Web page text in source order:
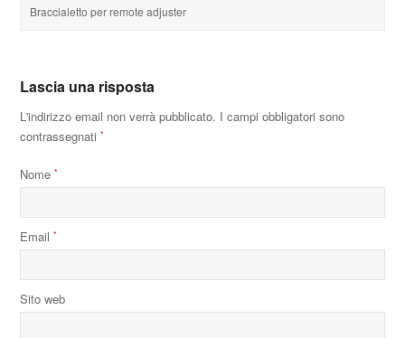
Braccialetto per remote adjuster
Lascia una risposta
L'indirizzo email non verrà pubblicato. I campi obbligatori sono
contrassegnati*
Nome*
Email*
Sito web